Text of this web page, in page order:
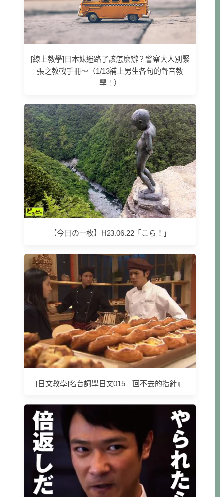
[線上教學]日本妹迷路了該怎麼辦？警察大人別緊
張之教戰手冊～（1/13補上男生各句的聲音教
學！）
【今日の一枚】H23.06.22「こら！」
[日文教學]名台詞學日文015『回不去的指針』